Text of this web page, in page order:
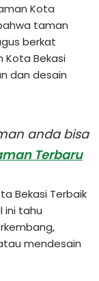
Kota
taman
berkat
Kota Bekasi
dan desain
anda bisa
Terbaru
Bekasi Terbaik
ini tahu
mendesain